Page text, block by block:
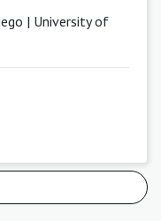
| University of